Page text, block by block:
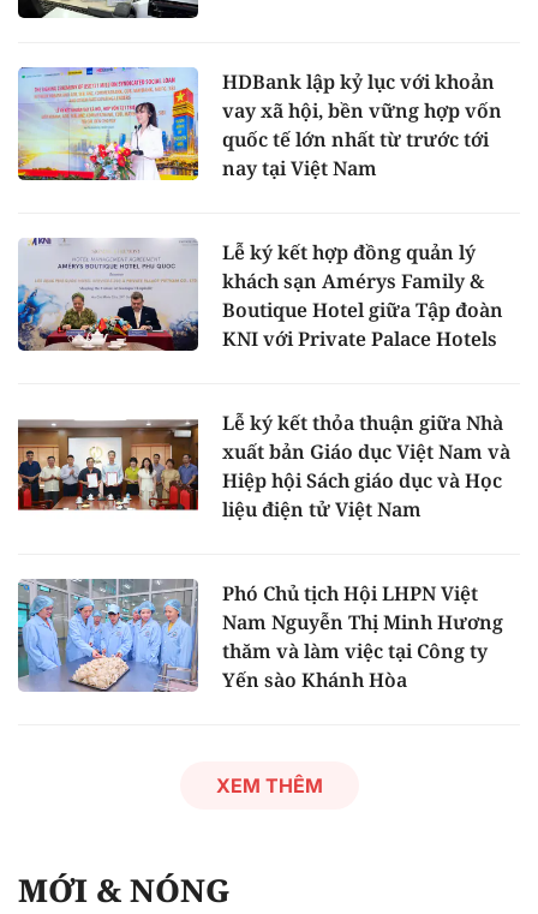
HDBank lập kỷ lục với khoản
vay xã hội, bền vững hợp vốn
quốc tế lớn nhất từ trước tới
nay tại Việt Nam
Lễ ký kết hợp đồng quản lý
khách sạn Amérys Family &
Boutique Hotel giữa Tập đoàn
KNI với Private Palace Hotels
Lễ ký kết thỏa thuận giữa Nhà
xuất bản Giáo dục Việt Nam và
Hiệp hội Sách giáo dục và Học
liệu điện tử Việt Nam
Phó Chủ tịch Hội LHPN Việt
Nam Nguyễn Thị Minh Hương
thăm và làm việc tại Công ty
Yến sào Khánh Hòa
XEM THÊM
MỚI & NÓNG